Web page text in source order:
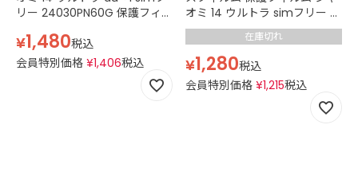
リー 24030PN60G 保護フィ
TPU クリア
¥1,480税込
会員特別価格 ¥1,406税込
オミ 14 ウルトラ simフリー ス
マホフィルム カバー 黒 ブラッ
ク
在庫切れ
¥1,280税込
会員特別価格 ¥1,215税込